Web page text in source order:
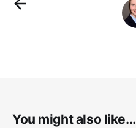
You might also like...